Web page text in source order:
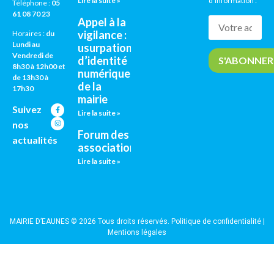
Téléphone : 05
61 08 70 23
Horaires : du
Lundi au
Vendredi de
8h30 à 12h00 et
de 13h30 à
17h30
Suivez
nos
actualités
Appel à la
vigilance :
usurpation
d’identité
numérique
de la
mairie
Lire la suite »
Forum des
associations
Lire la suite »
MAIRIE D’EAUNES © 2026 Tous droits réservés. Politique de confidentialité|
Mentions légales